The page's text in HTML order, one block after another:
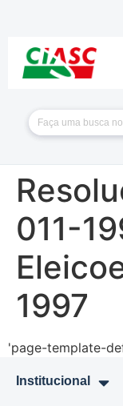
011-
1997
'page-template-
Institucional